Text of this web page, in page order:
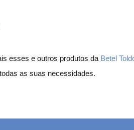
esses e outros produtos da Betel
as suas necessidades.